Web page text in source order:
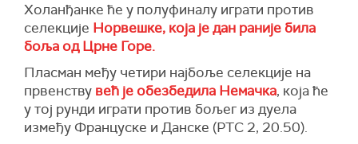
Холанђанке ће у полуфиналу играти против
селекције Норвешке, која је дан раније била
боља од Црне Горе.
Пласман међу четири најбоље селекције на
првенству већ је обезбедила Немачка, која ће
у тој рунди играти против бољег из дуела
између Француске и Данске (РТС 2, 20.50).